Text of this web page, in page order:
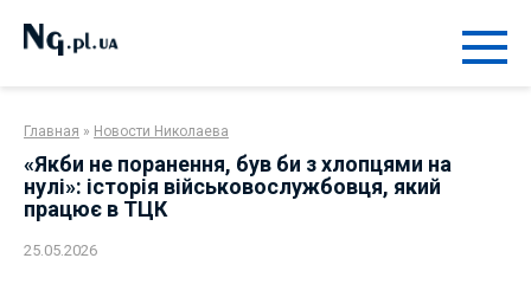
контенту
Главная » Новости Николаева
«Якби не поранення, був би з хлопцями на
нулі»: історія військовослужбовця, який
працює в ТЦК
25.05.2026